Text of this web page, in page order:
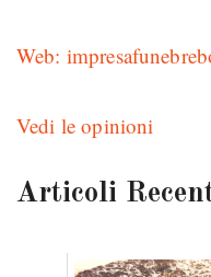
Web:
Vedi le opinioni
Articoli